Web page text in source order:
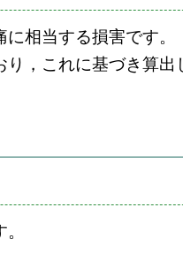
相当する損害です。
，これに基づき算出